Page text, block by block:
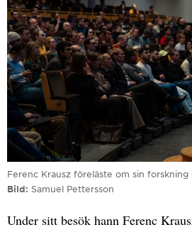
Ferenc Krausz föreläste om sin forskning
Bild
Samuel Pettersson
Under sitt besök hann Ferenc